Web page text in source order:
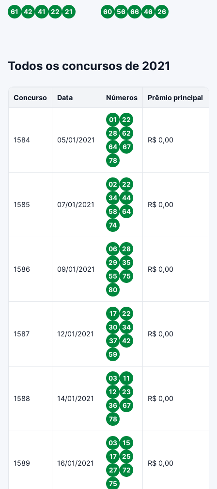
61 42 41 22 21 60 56 66 46 26
Todos os concursos de 2021
Concurso Data Números Prêmio principal
1584 05/01/2021
01
22
28
62
64
67
78
R$ 0,00
1585 07/01/2021
02
22
34
44
58
64
74
R$ 0,00
1586 09/01/2021
06
28
29
35
55
75
80
R$ 0,00
1587 12/01/2021
17
22
30
34
37
42
59
R$ 0,00
1588 14/01/2021
03
11
12
23
36
67
78
R$ 0,00
1589 16/01/2021
03
15
17
25
27
72
75
R$ 0,00